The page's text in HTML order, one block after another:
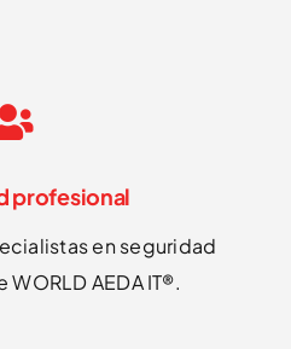
profesional
en seguridad
AEDA IT®.